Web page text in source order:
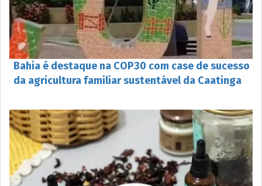
Bahia é destaque na COP30 com case de sucesso
da agricultura familiar sustentável da Caatinga